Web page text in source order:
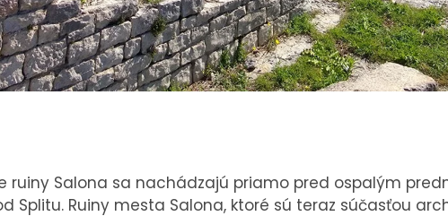
ruiny Salona sa nachádzajú priamo pred ospalým
Splitu. Ruiny mesta Salona, ktoré sú teraz súčasťou